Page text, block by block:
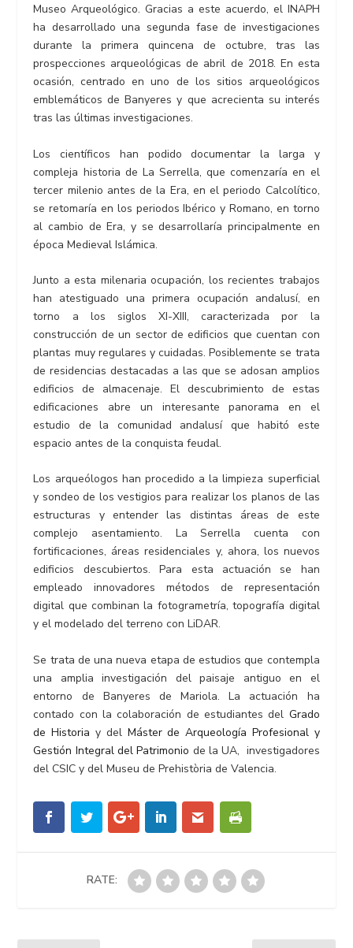
Museo Arqueológico. Gracias a este acuerdo, el INAPH
ha desarrollado una segunda fase de investigaciones
durante la primera quincena de octubre, tras las
prospecciones arqueológicas de abril de 2018. En esta
ocasión, centrado en uno de los sitios arqueológicos
emblemáticos de Banyeres y que acrecienta su interés
tras las últimas investigaciones.
Los científicos han podido documentar la larga y
compleja historia de La Serrella, que comenzaría en el
tercer milenio antes de la Era, en el periodo Calcolítico,
se retomaría en los periodos Ibérico y Romano, en torno
al cambio de Era, y se desarrollaría principalmente en
época Medieval Islámica.
Junto a esta milenaria ocupación, los recientes trabajos
han atestiguado una primera ocupación andalusí, en
torno a los siglos XI-XIII, caracterizada por la
construcción de un sector de edificios que cuentan con
plantas muy regulares y cuidadas. Posiblemente se trata
de residencias destacadas a las que se adosan amplios
edificios de almacenaje. El descubrimiento de estas
edificaciones abre un interesante panorama en el
estudio de la comunidad andalusí que habitó este
espacio antes de la conquista feudal.
Los arqueólogos han procedido a la limpieza superficial
y sondeo de los vestigios para realizar los planos de las
estructuras y entender las distintas áreas de este
complejo asentamiento. La Serrella cuenta con
fortificaciones, áreas residenciales y, ahora, los nuevos
edificios descubiertos. Para esta actuación se han
empleado innovadores métodos de representación
digital que combinan la fotogrametría, topografía digital
y el modelado del terreno con LiDAR.
Se trata de una nueva etapa de estudios que contempla
una amplia investigación del paisaje antiguo en el
entorno de Banyeres de Mariola. La actuación ha
contado con la colaboración de estudiantes del Grado
de Historia y del Máster de Arqueología Profesional y
Gestión Integral del Patrimonio de la UA, investigadores
del CSIC y del Museu de Prehistòria de Valencia.
RATE: